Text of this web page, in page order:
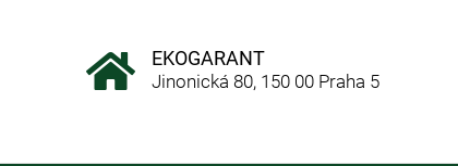
EKOGARANT
Jinonická 80, 150 00 Praha 5